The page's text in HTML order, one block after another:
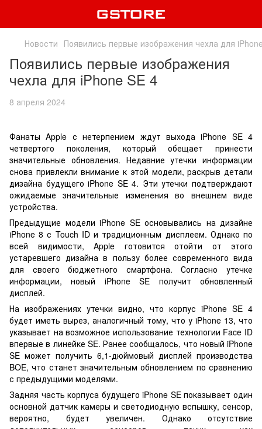
Новости Появились первые изображения чехла для
Появились первые изображения
чехла для iPhone SE 4
8 апреля 2024
Фанаты Apple с нетерпением ждут выхода iPhone SE 4
четвертого поколения, который обещает принести
значительные обновления. Недавние утечки информации
снова привлекли внимание к этой модели, раскрыв детали
дизайна будущего iPhone SE 4. Эти утечки подтверждают
ожидаемые значительные изменения во внешнем виде
устройства.
Предыдущие модели iPhone SE основывались на дизайне
iPhone 8 с Touch ID и традиционным дисплеем. Однако по
всей видимости, Apple готовится отойти от этого
устаревшего дизайна в пользу более современного вида
для своего бюджетного смартфона. Согласно утечке
информации, новый iPhone SE получит обновленный
дисплей.
На изображениях утечки видно, что корпус iPhone SE 4
будет иметь вырез, аналогичный тому, что у iPhone 13, что
указывает на возможное использование технологии Face ID
впервые в линейке SE. Ранее сообщалось, что новый iPhone
SE может получить 6,1-дюймовый дисплей производства
BOE, что станет значительным обновлением по сравнению
с предыдущими моделями.
Задняя часть корпуса будущего iPhone SE показывает один
основной датчик камеры и светодиодную вспышку, сенсор,
вероятно, будет увеличен. Однако отсутствие